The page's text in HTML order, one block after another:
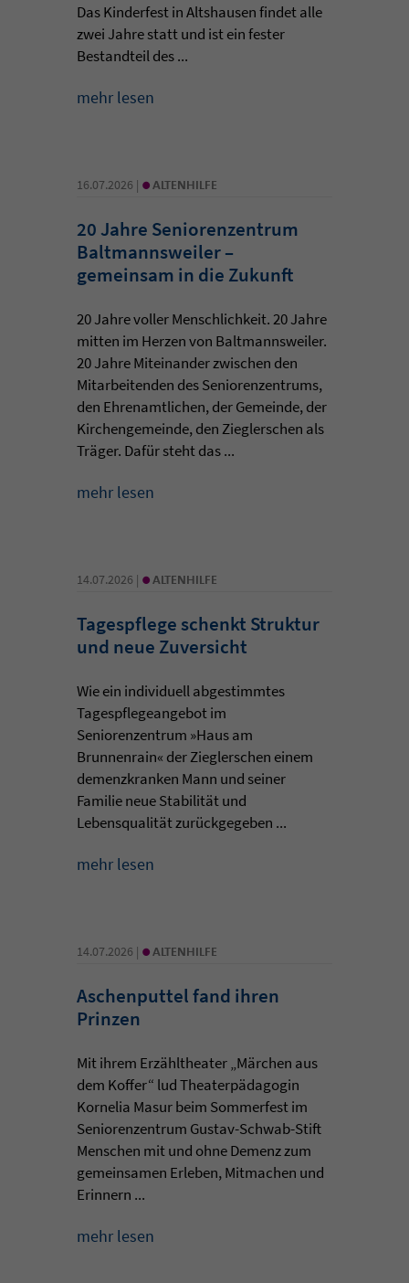
Das Kinderfest in Altshausen findet alle
zwei Jahre statt und ist ein fester
Bestandteil des ...
mehr lesen
16.07.2026 | • ALTENHILFE
20 Jahre Seniorenzentrum
Baltmannsweiler –
gemeinsam in die Zukunft
20 Jahre voller Menschlichkeit. 20 Jahre
mitten im Herzen von Baltmannsweiler.
20 Jahre Miteinander zwischen den
Mitarbeitenden des Seniorenzentrums,
den Ehrenamtlichen, der Gemeinde, der
Kirchengemeinde, den Zieglerschen als
Träger. Dafür steht das ...
mehr lesen
14.07.2026 | • ALTENHILFE
Tagespflege schenkt Struktur
und neue Zuversicht
Wie ein individuell abgestimmtes
Tagespflegeangebot im
Seniorenzentrum »Haus am
Brunnenrain« der Zieglerschen einem
demenzkranken Mann und seiner
Familie neue Stabilität und
Lebensqualität zurückgegeben ...
mehr lesen
14.07.2026 | • ALTENHILFE
Aschenputtel fand ihren
Prinzen
Mit ihrem Erzähltheater „Märchen aus
dem Koffer“ lud Theaterpädagogin
Kornelia Masur beim Sommerfest im
Seniorenzentrum Gustav-Schwab-Stift
Menschen mit und ohne Demenz zum
gemeinsamen Erleben, Mitmachen und
Erinnern ...
mehr lesen